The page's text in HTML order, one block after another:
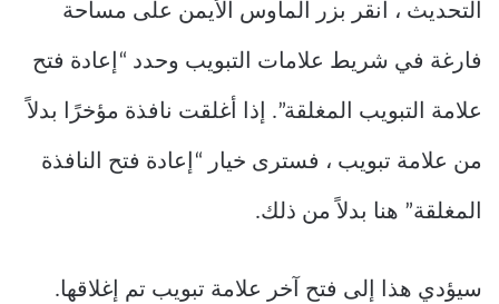
التحديث ، انقر بزر الماوس الأيمن على مساحة
فارغة في شريط علامات التبويب وحدد “إعادة فتح
علامة التبويب المغلقة”. إذا أغلقت نافذة مؤخرًا بدلاً
من علامة تبويب ، فسترى خيار “إعادة فتح النافذة
المغلقة” هنا بدلاً من ذلك.
سيؤدي هذا إلى فتح آخر علامة تبويب تم إغلاقها.